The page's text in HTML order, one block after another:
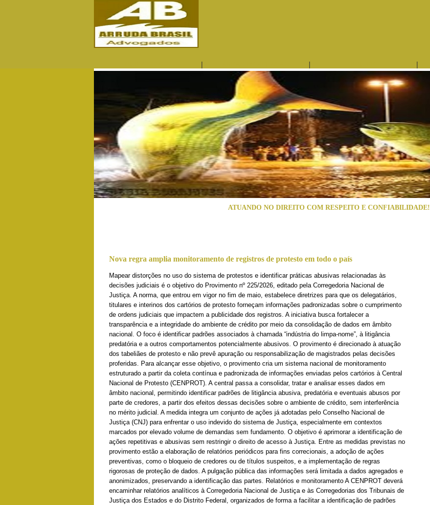
| | |
ATUANDO NO DIREITO COM RESPEITO E CONFIABILIDADE!
Nova regra amplia monitoramento de registros de protesto em todo o país
Mapear distorções no uso do sistema de protestos e identificar práticas abusivas relacionadas às
decisões judiciais é o objetivo do Provimento nº 225/2026, editado pela Corregedoria Nacional de
Justiça. A norma, que entrou em vigor no fim de maio, estabelece diretrizes para que os delegatários,
titulares e interinos dos cartórios de protesto forneçam informações padronizadas sobre o cumprimento
de ordens judiciais que impactem a publicidade dos registros. A iniciativa busca fortalecer a
transparência e a integridade do ambiente de crédito por meio da consolidação de dados em âmbito
nacional. O foco é identificar padrões associados à chamada “indústria do limpa-nome”, à litigância
predatória e a outros comportamentos potencialmente abusivos. O provimento é direcionado à atuação
dos tabeliães de protesto e não prevê apuração ou responsabilização de magistrados pelas decisões
proferidas. Para alcançar esse objetivo, o provimento cria um sistema nacional de monitoramento
estruturado a partir da coleta contínua e padronizada de informações enviadas pelos cartórios à Central
Nacional de Protesto (CENPROT). A central passa a consolidar, tratar e analisar esses dados em
âmbito nacional, permitindo identificar padrões de litigância abusiva, predatória e eventuais abusos por
parte de credores, a partir dos efeitos dessas decisões sobre o ambiente de crédito, sem interferência
no mérito judicial. A medida integra um conjunto de ações já adotadas pelo Conselho Nacional de
Justiça (CNJ) para enfrentar o uso indevido do sistema de Justiça, especialmente em contextos
marcados por elevado volume de demandas sem fundamento. O objetivo é aprimorar a identificação de
ações repetitivas e abusivas sem restringir o direito de acesso à Justiça. Entre as medidas previstas no
provimento estão a elaboração de relatórios periódicos para fins correcionais, a adoção de ações
preventivas, como o bloqueio de credores ou de títulos suspeitos, e a implementação de regras
rigorosas de proteção de dados. A pulgação pública das informações será limitada a dados agregados e
anonimizados, preservando a identificação das partes. Relatórios e monitoramento A CENPROT deverá
encaminhar relatórios analíticos à Corregedoria Nacional de Justiça e às Corregedorias dos Tribunais de
Justiça dos Estados e do Distrito Federal, organizados de forma a facilitar a identificação de padrões